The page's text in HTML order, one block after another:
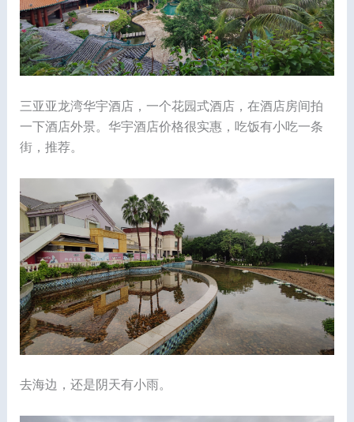
三亚亚龙湾华宇酒店，一个花园式酒店，在酒店房间拍
一下酒店外景。华宇酒店价格很实惠，吃饭有小吃一条
街，推荐。
去海边，还是阴天有小雨。